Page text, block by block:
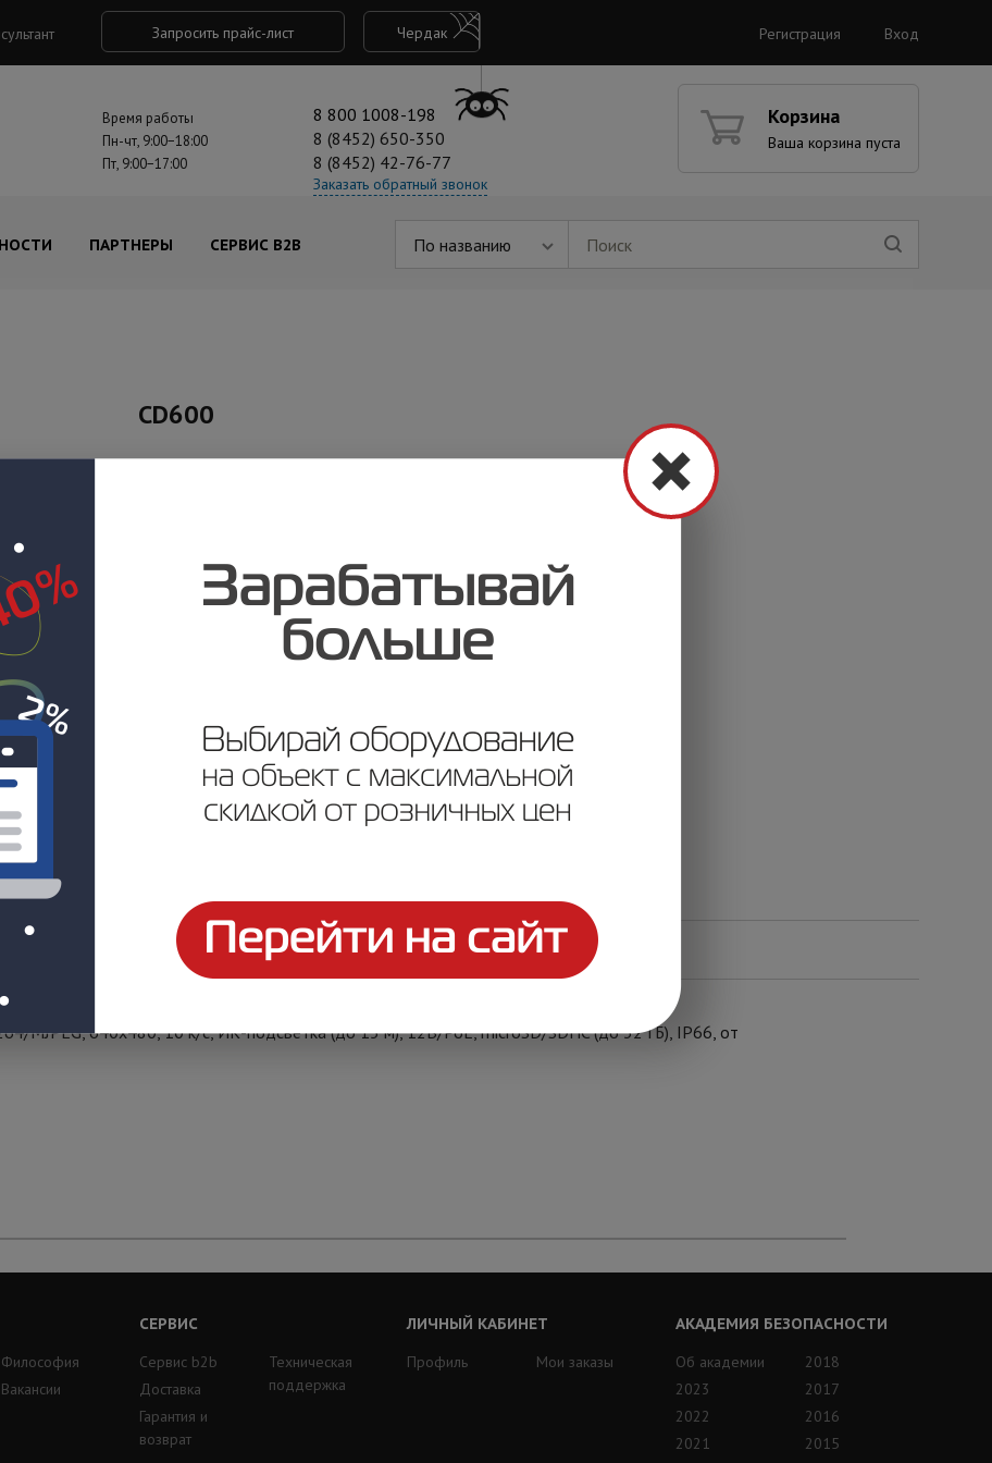
Запросить прайс-лист Чердак Регистрация Вход
Время работы
Пн-чт, 9:00−18:00
Пт, 9:00−17:00
8 800 1008-198
8 (8452) 650-350
8 (8452) 42-76-77
Заказать обратный звонок
Корзина
Ваша корзина пуста
ПАРТНЕРЫ СЕРВИС B2B По названию
CD600
MJPEG, 640х480, 10 к/с, ИК-подсветка (до 15 м), 12В/PoE, microSD/SDHC (до 32 ГБ), IP66, от
Философия
Вакансии
СЕРВИС
Сервис b2b
Доставка
Гарантия и
возврат
Техническая
поддержка
ЛИЧНЫЙ КАБИНЕТ
Профиль
Мои заказы
АКАДЕМИЯ БЕЗОПАСНОСТИ
Об академии
2023
2022
2021
2018
2017
2016
2015